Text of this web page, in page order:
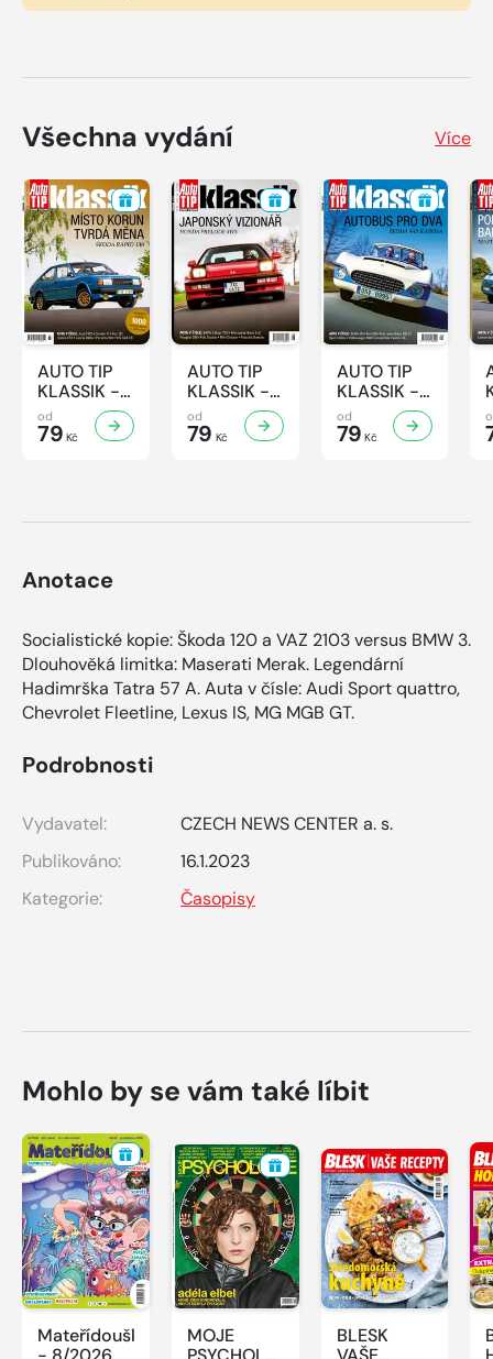
Všechna vydání Více
AUTO TIP
KLASSIK -
7/2026
od
79 Kč
AUTO TIP
KLASSIK -
6/2026
od
79 Kč
AUTO TIP
KLASSIK -
5/2026
od
79 Kč
Anotace
Socialistické kopie: Škoda 120 a VAZ 2103 versus BMW 3.
Dlouhověká limitka: Maserati Merak. Legendární
Hadimrška Tatra 57 A. Auta v čísle: Audi Sport quattro,
Chevrolet Fleetline, Lexus IS, MG MGB GT.
Podrobnosti
Vydavatel:
CZECH NEWS CENTER a. s.
Publikováno:
16.1.2023
Kategorie:
Časopisy
Mohlo by se vám také líbit
Mateřídouška
MOJE
BLESK